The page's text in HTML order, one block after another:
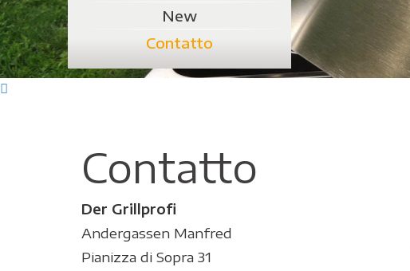
New
Contatto
Contatto
Der Grillprofi
Andergassen Manfred
Pianizza di Sopra 31